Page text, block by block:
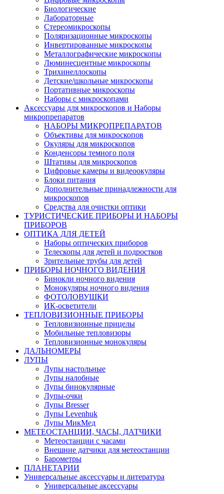
Биологические
Лабораторные
Стереомикроскопы
Поляризационные микроскопы
Инвертированные микроскопы
Металлографические микроскопы
Люминесцентные микроскопы
Трихинеллоскопы
Детские/школьные микроскопы
Портативные микроскопы
Наборы с микроскопами
Аксессуары для микроскопов и Наборы
микропрепаратов
НАБОРЫ МИКРОПРЕПАРАТОВ
Объективы для микроскопов
Окуляры для микроскопов
Конденсоры темного поля
Штативы для микроскопов
Цифровые камеры и видеоокуляры
Блоки питания
Дополнительные принадлежности для
микроскопов
Средства для очистки оптики
ТУРИСТИЧЕСКИЕ ПРИБОРЫ И НАБОРЫ
ПРИБОРОВ
ОПТИКА ДЛЯ ДЕТЕЙ
Наборы оптических приборов
Телескопы для детей и подростков
Зрительные трубы для детей
ПРИБОРЫ НОЧНОГО ВИДЕНИЯ
Бинокли ночного видения
Монокуляры ночного видения
ФОТОЛОВУШКИ
ИК-осветители
ТЕПЛОВИЗИОННЫЕ ПРИБОРЫ
Тепловизионные прицелы
Мобильные тепловизоры
Тепловизионные монокуляры
ДАЛЬНОМЕРЫ
ЛУПЫ
Лупы настольные
Лупы налобные
Лупы бинокулярные
Лупы-очки
Лупы Bresser
Лупы Levenhuk
Лупы МикМед
МЕТЕОСТАНЦИИ, ЧАСЫ, ДАТЧИКИ
Метеостанции с часами
Внешние датчики для метеостанции
Барометры
ПЛАНЕТАРИИ
Универсальные аксессуары и литература
Универсальные аксессуары